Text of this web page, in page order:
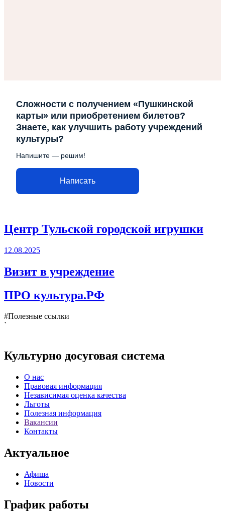
Сложности с получением «Пушкинской
карты» или приобретением билетов?
Знаете, как улучшить работу учреждений
культуры?
Напишите — решим!
Написать
Центр Тульской городской игрушки
12.08.2025
Визит в учреждение
ПРО культура.РФ
#Полезные ссылки
`
Культурно досуговая система
О нас
Правовая информация
Независимая оценка качества
Льготы
Полезная информация
Вакансии
Контакты
Актуальное
Афиша
Новости
График работы